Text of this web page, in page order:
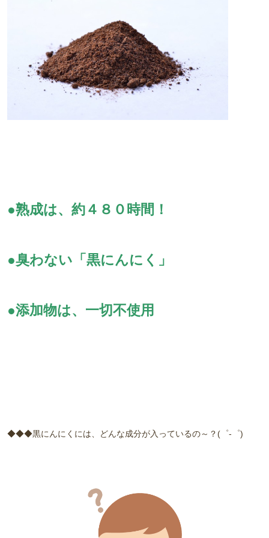
●熟成は、約４８０時間！
●臭わない「黒にんにく」
●添加物は、一切不使用
◆◆◆黒にんにくには、どんな成分が入っているの～？(゜-゜)